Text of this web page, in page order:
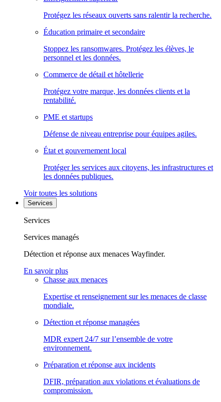
Protégez les réseaux ouverts sans ralentir la recherche.
Éducation primaire et secondaire
Stoppez les ransomwares. Protégez les élèves, le
personnel et les données.
Commerce de détail et hôtellerie
Protégez votre marque, les données clients et la
rentabilité.
PME et startups
Défense de niveau entreprise pour équipes agiles.
État et gouvernement local
Protéger les services aux citoyens, les infrastructures et
les données publiques.
Voir toutes les solutions
Services
Services
Services managés
Détection et réponse aux menaces Wayfinder.
En savoir plus
Chasse aux menaces
Expertise et renseignement sur les menaces de classe
mondiale.
Détection et réponse managées
MDR expert 24/7 sur l’ensemble de votre
environnement.
Préparation et réponse aux incidents
DFIR, préparation aux violations et évaluations de
compromission.